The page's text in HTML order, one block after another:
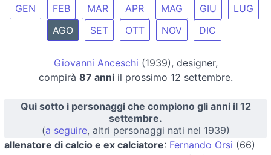
GEN FEB MAR APR MAG GIU
LUG
AGO
SET OTT NOV DIC
Giovanni Anceschi (1939), designer,
compirà 87 anniil prossimo 12 settembre.
Qui sotto i personaggi che compiono gli anni il 12
settembre.
(a seguire, altri personaggi nati nel 1939)
allenatore di calcio e ex calciatore: Fernando Orsi (66)